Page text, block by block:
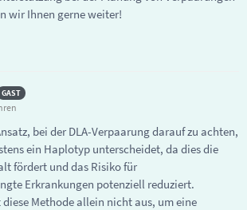
wir Ihnen gerne weiter!
bei der DLA-Verpaarung darauf zu achten,
ein Haplotyp unterscheidet, da dies die
fördert und das Risiko für
Erkrankungen potenziell reduziert.
Methode allein nicht aus, um eine